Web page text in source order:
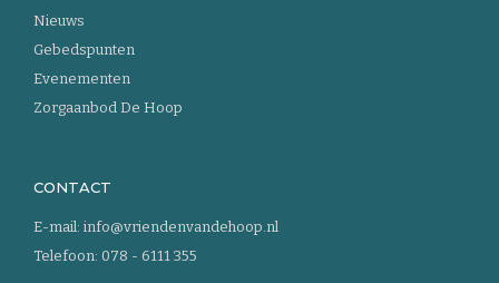
Nieuws
Gebedspunten
Evenementen
Zorgaanbod De Hoop
CONTACT
E-mail: info@vriendenvandehoop.nl
Telefoon: 078 - 6111 355